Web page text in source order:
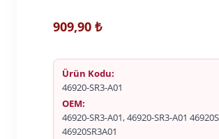
909,90 ₺
Ürün Kodu:
46920-SR3-A01
OEM:
46920-SR3-A01, 46920-SR3-A01
46920SR3A01